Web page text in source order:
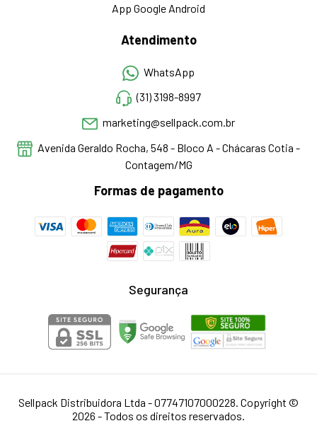
App Google Android
Atendimento
WhatsApp
(31) 3198-8997
marketing@sellpack.com.br
Avenida Geraldo Rocha, 548 - Bloco A - Chácaras Cotia -
Contagem/MG
Formas de pagamento
Segurança
Sellpack Distribuidora Ltda - 07747107000228. Copyright ©
2026 - Todos os direitos reservados.